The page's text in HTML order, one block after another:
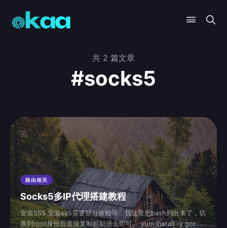
共 2 篇文章
#socks5
路由相关
Socks5多IP代理搭建教程
安装SS5 安装ss5需要部分依赖等，我这里把bash列出来了，切
换到root身份后直接复制粘贴进去即可。 yum install -y gcc